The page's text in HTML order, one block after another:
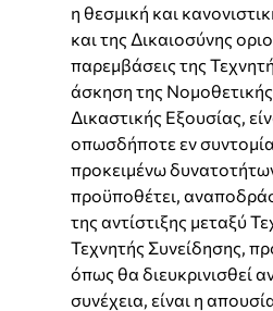
η θεσμική και
και της Δικαιοσύνης
παρεμβάσεις της
άσκηση της
Δικαστικής Εξουσίας,
οπωσδήποτε εν
προκειμένω
προϋποθέτει,
της αντίστιξης μεταξύ
Τεχνητής Συνείδησης,
όπως θα διευκρινισθεί
συνέχεια, είναι η